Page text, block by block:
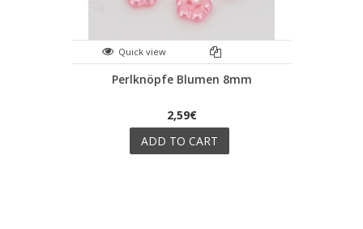
Quick view
Perlknöpfe Blumen 8mm
2,59€
ADD TO CART